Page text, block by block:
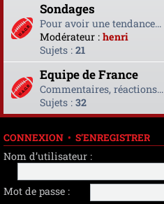
Sondages
Pour avoir une tendance...
Modérateur : henri
Sujets : 21
Equipe de France
Commentaires, réactions...
Sujets : 32
CONNEXION • S’ENREGISTRER
Nom d’utilisateur :
Mot de passe :